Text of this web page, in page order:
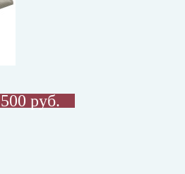
руб.